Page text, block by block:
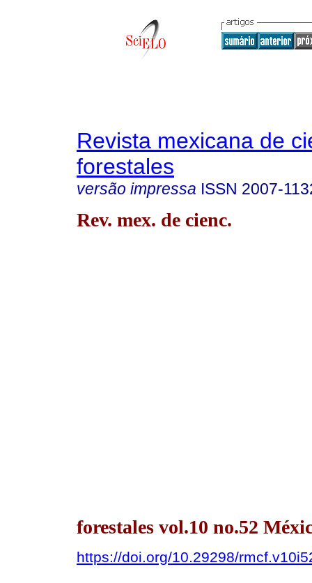
Revista mexicana de
forestales
versão impressa ISSN 2007-
Rev. mex. de cienc.
forestales vol.10 no.52
https://doi.org/10.29298/